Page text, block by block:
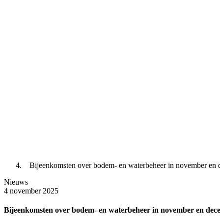
Bijeenkomsten over bodem- en waterbeheer in november en
Nieuws
4 november 2025
Bijeenkomsten over bodem- en waterbeheer in november en